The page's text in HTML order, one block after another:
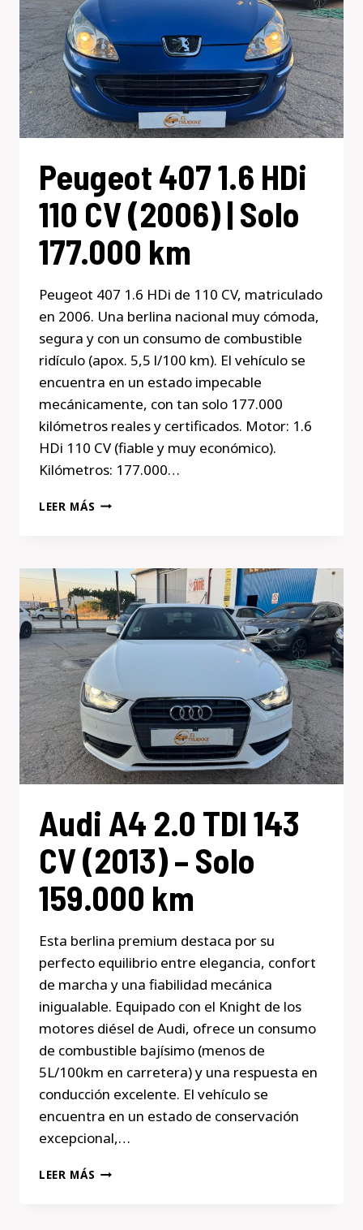
Peugeot 407 1.6 HDi
110 CV (2006) | Solo
177.000 km
Peugeot 407 1.6 HDi de 110 CV, matriculado
en 2006. Una berlina nacional muy cómoda,
segura y con un consumo de combustible
ridículo (apox. 5,5 l/100 km). El vehículo se
encuentra en un estado impecable
mecánicamente, con tan solo 177.000
kilómetros reales y certificados. Motor: 1.6
HDi 110 CV (fiable y muy económico).
Kilómetros: 177.000…
LEER MÁS PEUGEOT
110
CV
(2006)
|
SOLO
177.000
Audi A4 2.0 TDI 143
CV (2013) – Solo
159.000 km
Esta berlina premium destaca por su
perfecto equilibrio entre elegancia, confort
de marcha y una fiabilidad mecánica
inigualable. Equipado con el Knight de los
motores diésel de Audi, ofrece un consumo
de combustible bajísimo (menos de
5L/100km en carretera) y una respuesta en
conducción excelente. El vehículo se
encuentra en un estado de conservación
excepcional,…
LEER MÁS AUDI